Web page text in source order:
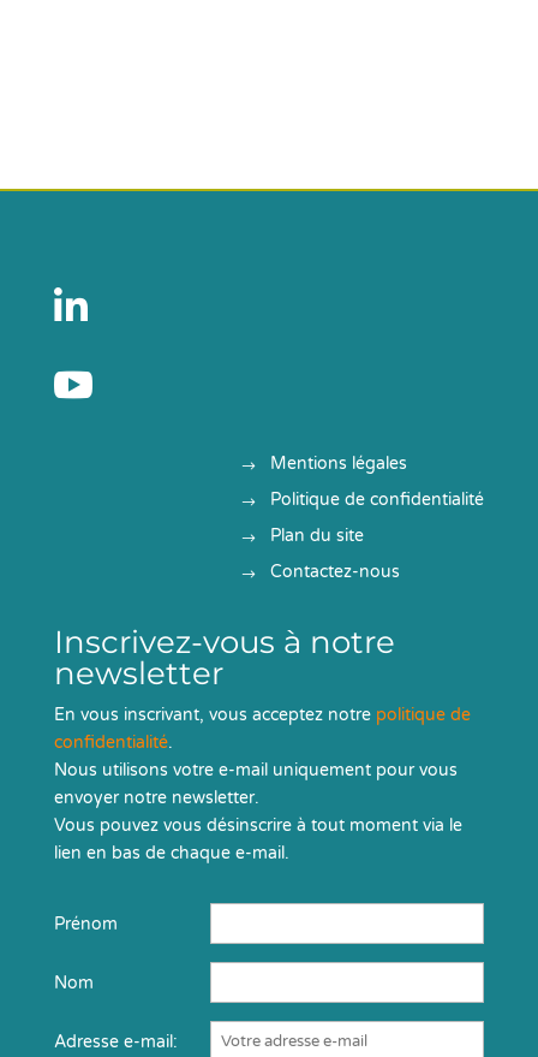


Mentions légales
Politique de confidentialité
Plan du site
Contactez-nous
Inscrivez-vous à notre
newsletter
En vous inscrivant, vous acceptez notre politique de
confidentialité.
Nous utilisons votre e-mail uniquement pour vous
envoyer notre newsletter.
Vous pouvez vous désinscrire à tout moment via le
lien en bas de chaque e-mail.
Prénom
Nom
Adresse e-mail: